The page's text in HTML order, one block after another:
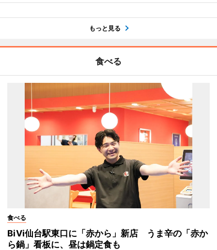
もっと見る
食べる
食べる
BiVi仙台駅東口に「赤から」新店 うま辛の「赤か
ら鍋」看板に、昼は鍋定食も